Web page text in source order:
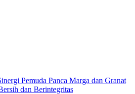
Pemuda Panca Marga dan Granat
dan Berintegritas